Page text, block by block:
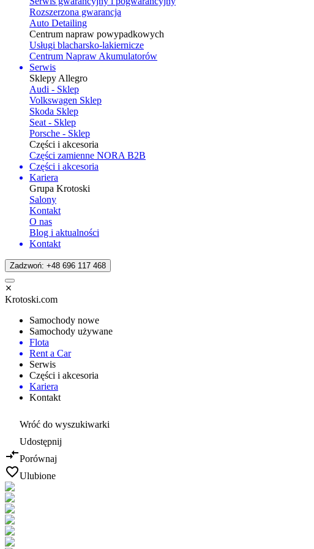
Rozszerzona gwarancja
Auto Detailing
Centrum napraw powypadkowych
Usługi blacharsko-lakiernicze
Centrum Napraw Akumulatorów
Serwis
Sklepy Allegro
Audi - Sklep
Volkswagen Sklep
Skoda Sklep
Seat - Sklep
Porsche - Sklep
Części i akcesoria
Części zamienne NORA B2B
Części i akcesoria
Kariera
Grupa Krotoski
Salony
Kontakt
O nas
Blog i aktualności
Kontakt
Zadzwoń: +48 696 117 468
Krotoski.com
Samochody nowe
Samochody używane
Flota
Rent a Car
Serwis
Części i akcesoria
Kariera
Kontakt
Wróć do wyszukiwarki
Udostępnij
Porównaj
Ulubione